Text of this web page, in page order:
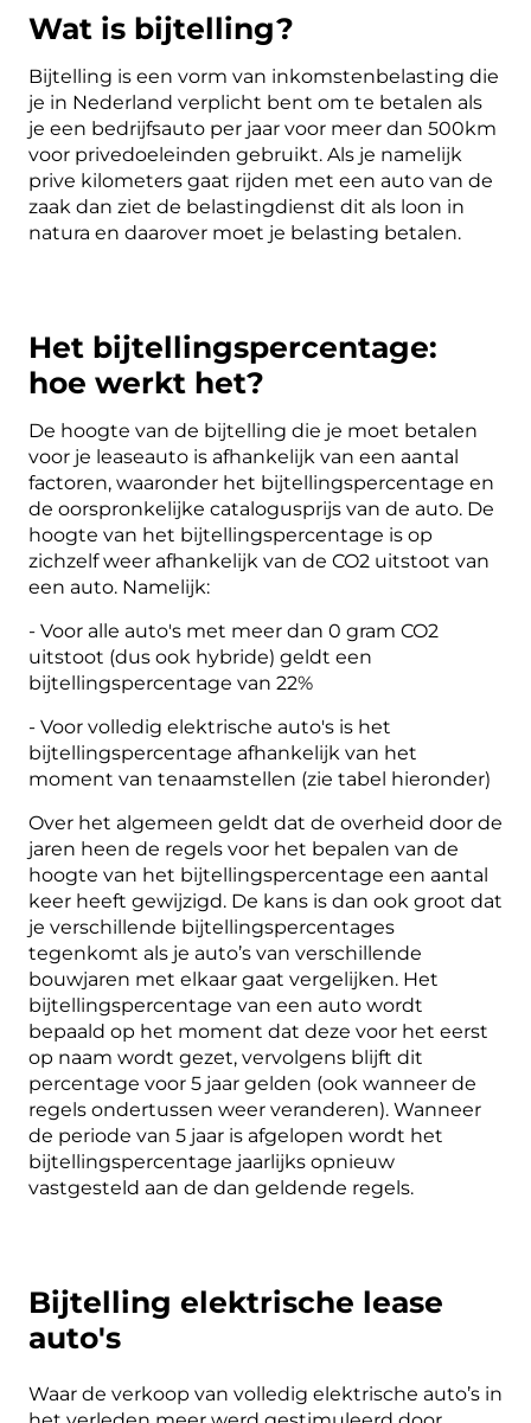
Wat is bijtelling?
Bijtelling is een vorm van inkomstenbelasting die
je in Nederland verplicht bent om te betalen als
je een bedrijfsauto per jaar voor meer dan 500km
voor privedoeleinden gebruikt. Als je namelijk
prive kilometers gaat rijden met een auto van de
zaak dan ziet de belastingdienst dit als loon in
natura en daarover moet je belasting betalen.
Het bijtellingspercentage:
hoe werkt het?
De hoogte van de bijtelling die je moet betalen
voor je leaseauto is afhankelijk van een aantal
factoren, waaronder het bijtellingspercentage en
de oorspronkelijke catalogusprijs van de auto. De
hoogte van het bijtellingspercentage is op
zichzelf weer afhankelijk van de CO2 uitstoot van
een auto. Namelijk:
- Voor alle auto's met meer dan 0 gram CO2
uitstoot (dus ook hybride) geldt een
bijtellingspercentage van 22%
- Voor volledig elektrische auto's is het
bijtellingspercentage afhankelijk van het
moment van tenaamstellen (zie tabel hieronder)
Over het algemeen geldt dat de overheid door de
jaren heen de regels voor het bepalen van de
hoogte van het bijtellingspercentage een aantal
keer heeft gewijzigd. De kans is dan ook groot dat
je verschillende bijtellingspercentages
tegenkomt als je auto’s van verschillende
bouwjaren met elkaar gaat vergelijken. Het
bijtellingspercentage van een auto wordt
bepaald op het moment dat deze voor het eerst
op naam wordt gezet, vervolgens blijft dit
percentage voor 5 jaar gelden (ook wanneer de
regels ondertussen weer veranderen). Wanneer
de periode van 5 jaar is afgelopen wordt het
bijtellingspercentage jaarlijks opnieuw
vastgesteld aan de dan geldende regels.
Bijtelling elektrische lease
auto's
Waar de verkoop van volledig elektrische auto’s in